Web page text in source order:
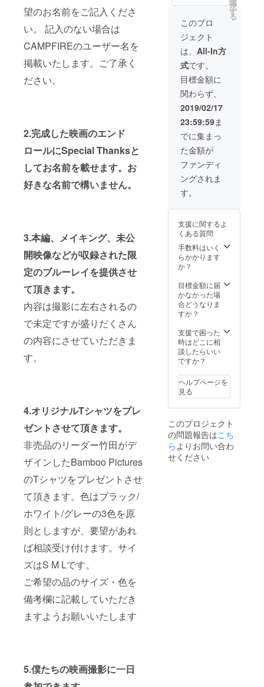
望のお名前をご記入くださ
い。 記入のない場合は
CAMPFIREのユーザー名を
掲載いたします。ご了承く
ださい。
2.完成した映画のエンド
ロールにSpecial Thanksと
してお名前を載せます。お
好きな名前で構いません。
3.本編、メイキング、未公
開映像などが収録された限
定のブルーレイを提供させ
て頂きます。
内容は撮影に左右されるの
で未定ですが盛りだくさん
の内容にさせていただきま
す。
4.オリジナルTシャツをプレ
ゼントさせて頂きます。
非売品のリーダー竹田がデ
ザインしたBamboo Pictures
のTシャツをプレゼントさせ
て頂きます。色はブラック/
ホワイト/グレーの3色を原
則としますが、要望があれ
ば相談受け付けます。サイ
ズはS M Lです。
ご希望の品のサイズ・色を
備考欄に記載していただき
ますようお願いいたします
5.僕たちの映画撮影に一日
録され
のブ
ルーレ
イを提
供させ
て頂き
ます。
内容は
撮影に
れるの
で未定
です。
が盛り
だくさ
んの内
容にさ
ます。
入くだ
さい。
記入の
ない場
合は
CAMPF
IREの
ユー
ザー名
を掲載
いたし
ます。
ご了承
くださ
い。 3.
本編、
メイキ
ング、
どが収
た限定
のブ
ルーレ
イを提
ます。
内容は
撮影に
で未定
です。
が盛り
だくさ
容にさ
せてい
ただき
ます。
ジナルT
シャツ
をプレ
ゼント
させて
い。 2.
完成し
た映画
のエン
ドロー
ルに
Special
Thanks
として
お名前
を載せ
ます。
お好き
な名前
で構い
ませ
ん。 ※
支援
時、必
希望の
をご記
入くだ
さい。
記入の
ない場
CAMPF
IREの
ユー
ザー名
いたし
ます。
ご了承
くださ
本編、
メイキ
ング、
未公開
どが収
録され
た限定
のブ
ルーレ
ルでお
送りし
ます。
竹田と
三木の
二人か
らラン
ダムに
お送り
するの
で文面
はそれ
ぞれ異
なりま
す。ご
了承く
ださ
い。 2.
完成し
ドロー
Special
Thanks
として
お名前
を載せ
お好き
な名前
で構い
ませ
支援
時、必
ず備考
欄にご
お名前
をご記
入くだ
さい。
ない場
合は
CAMPF
IREの
ユー
択
す
る
このプロ
ジェクト
は、 All-In方
式です。
目標金額に
関わらず、
2019/02/17
23:59:59ま
でに集まっ
た金額が
ファンディ
ングされま
す。
支援に関するよ
くある質問
手数料はいく
らかかります
か？
目標金額に届
かなかった場
合どうなりま
すか？
支援で困った
時はどこに相
談したらいい
ですか？
ヘルプページを
見る
このプロジェクト
の問題報告はこち
ら よりお問い合わ
せください